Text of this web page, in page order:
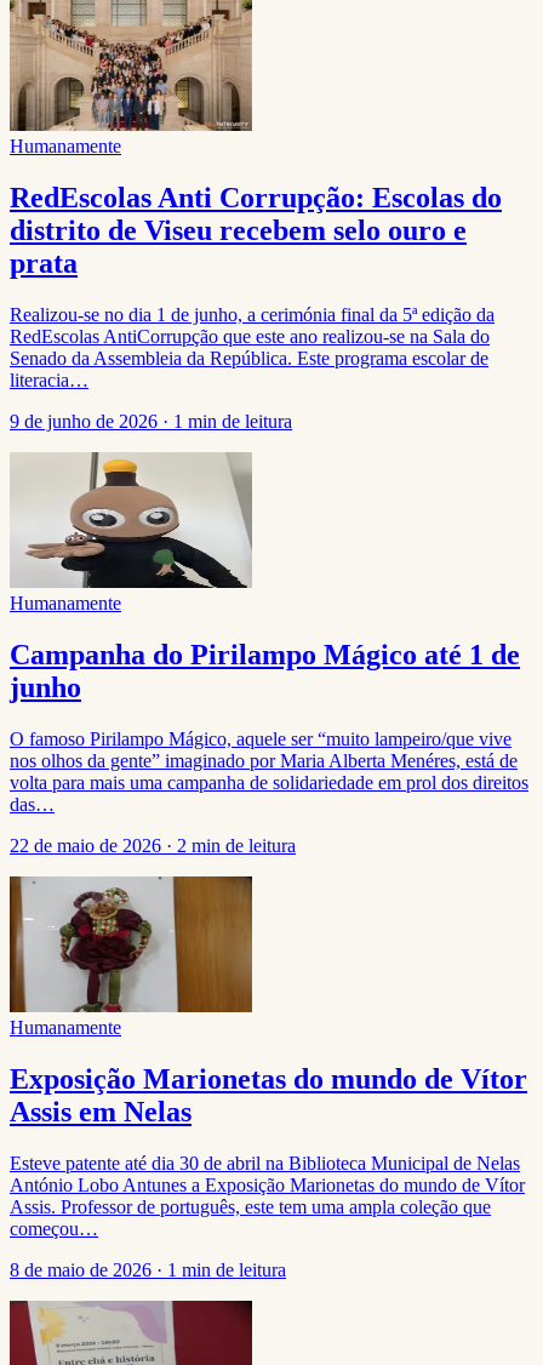
Humanamente
RedEscolas Anti Corrupção: Escolas do
distrito de Viseu recebem selo ouro e
prata
Realizou-se no dia 1 de junho, a cerimónia final da 5ª edição da
RedEscolas AntiCorrupção que este ano realizou-se na Sala do
Senado da Assembleia da República. Este programa escolar de
literacia…
9 de junho de 2026 · 1 min de leitura
Humanamente
Campanha do Pirilampo Mágico até 1 de
junho
O famoso Pirilampo Mágico, aquele ser “muito lampeiro/que vive
nos olhos da gente” imaginado por Maria Alberta Menéres, está de
volta para mais uma campanha de solidariedade em prol dos direitos
das…
22 de maio de 2026 · 2 min de leitura
Humanamente
Exposição Marionetas do mundo de Vítor
Assis em Nelas
Esteve patente até dia 30 de abril na Biblioteca Municipal de Nelas
António Lobo Antunes a Exposição Marionetas do mundo de Vítor
Assis. Professor de português, este tem uma ampla coleção que
começou…
8 de maio de 2026 · 1 min de leitura